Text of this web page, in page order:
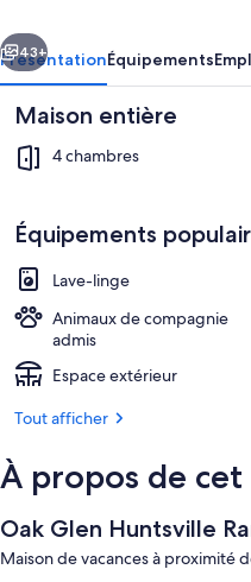
Retreat
Suivant
43+
PrésentationÉquipements
Maison entière
4 chambres
Équipements
Lave-linge
Animaux de compagnie
admis
Espace extérieur
Tout afficher
À propos de
Oak Glen Huntsville
Maison de vacances à proximité